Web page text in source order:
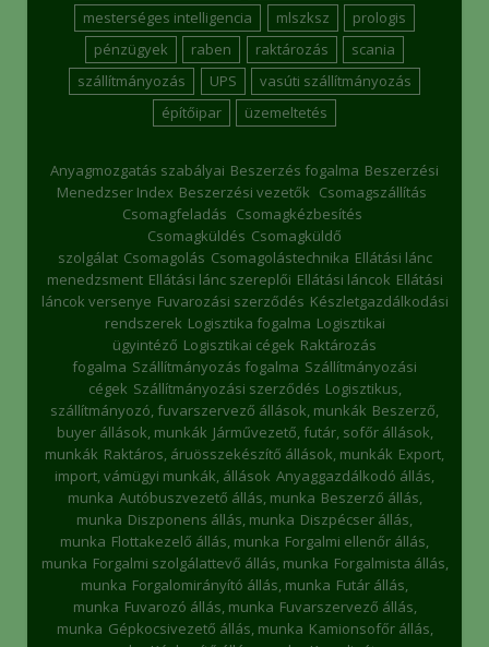
mesterséges intelligencia
mlszksz
prologis
pénzügyek
raben raktározás
scania
szállítmányozás
UPS
vasúti szállítmányozás
építőipar
üzemeltetés
Anyagmozgatás szabályai Beszerzés fogalma Beszerzési
Menedzser Index Beszerzési vezetők Csomagszállítás
Csomagfeladás Csomagkézbesítés
Csomagküldés Csomagküldő
szolgálat Csomagolás Csomagolástechnika Ellátási lánc
menedzsment Ellátási lánc szereplői Ellátási láncok Ellátási
láncok versenye Fuvarozási szerződés Készletgazdálkodási
rendszerek Logisztika fogalma Logisztikai
ügyintéző Logisztikai cégek Raktározás
fogalma Szállítmányozás fogalma Szállítmányozási
cégek Szállítmányozási szerződés Logisztikus,
szállítmányozó, fuvarszervező állások, munkák Beszerző,
buyer állások, munkák Járművezető, futár, sofőr állások,
munkák Raktáros, áruösszekészítő állások, munkák Export,
import, vámügyi munkák, állások Anyaggazdálkodó állás,
munka Autóbuszvezető állás, munka Beszerző állás,
munka Diszponens állás, munka Diszpécser állás,
munka Flottakezelő állás, munka Forgalmi ellenőr állás,
munka Forgalmi szolgálattevő állás, munka Forgalmista állás,
munka Forgalomirányító állás, munka Futár állás,
munka Fuvarozó állás, munka Fuvarszervező állás,
munka Gépkocsivezető állás, munka Kamionsofőr állás,